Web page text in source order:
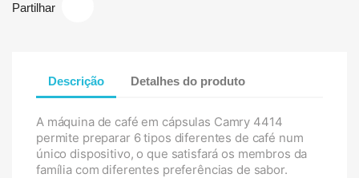
Partilhar
Descrição Detalhes do produto
A máquina de café em cápsulas Camry 4414
permite preparar 6 tipos diferentes de café num
único dispositivo, o que satisfará os membros da
família com diferentes preferências de sabor.